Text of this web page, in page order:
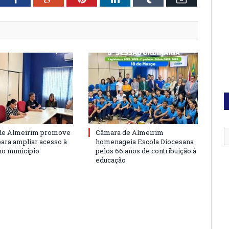
Almeirim promove
ampliar acesso à
município
Câmara de Almeirim
homenageia Escola Diocesana
pelos 66 anos de contribuição à
educação